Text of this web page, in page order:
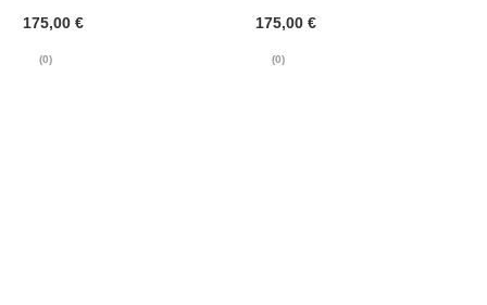
175,00 €
(0)
175,00 €
(0)